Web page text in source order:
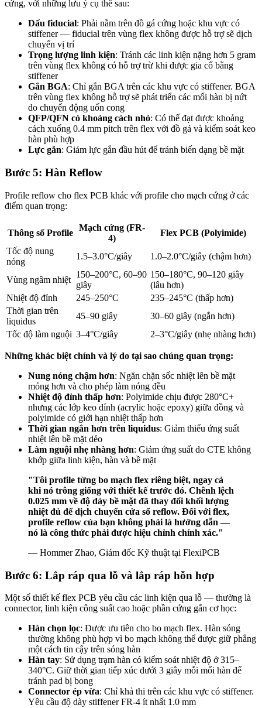
cứng, với những lưu ý cụ thể sau:
Dấu fiducial: Phải nằm trên đồ gá cứng hoặc khu vực có
stiffener — fiducial trên vùng flex không được hỗ trợ sẽ dịch
chuyển vị trí
Trọng lượng linh kiện: Tránh các linh kiện nặng hơn 5 gram
trên vùng flex không có hỗ trợ trừ khi được gia cố bằng
stiffener
Gắn BGA: Chỉ gắn BGA trên các khu vực có stiffener. BGA
trên vùng flex không hỗ trợ sẽ phát triển các mối hàn bị nứt
do chuyển động uốn cong
QFP/QFN có khoảng cách nhỏ: Có thể đạt được khoảng
cách xuống 0.4 mm pitch trên flex với đồ gá và kiểm soát keo
hàn phù hợp
Lực gắn: Giảm lực gắn đầu hút để tránh biến dạng bề mặt
Bước 5: Hàn Reflow
Profile reflow cho flex PCB khác với profile cho mạch cứng ở các
điểm quan trọng:
Thông số Profile
Mạch cứng (FR-
4)
Flex PCB (Polyimide)
Tốc độ nung
nóng
1.5–3.0°C/giây 1.0–2.0°C/giây (chậm hơn)
Vùng ngâm nhiệt
150–200°C, 60–90
giây
150–180°C, 90–120 giây
(lâu hơn)
Nhiệt độ đỉnh
245–250°C
235–245°C (thấp hơn)
Thời gian trên
liquidus
45–90 giây
30–60 giây (ngắn hơn)
Tốc độ làm nguội 3–4°C/giây 2–3°C/giây (nhẹ nhàng hơn)
Những khác biệt chính và lý do tại sao chúng quan trọng:
Nung nóng chậm hơn: Ngăn chặn sốc nhiệt lên bề mặt
mỏng hơn và cho phép làm nóng đều
Nhiệt độ đỉnh thấp hơn: Polyimide chịu được 280°C+
nhưng các lớp keo dính (acrylic hoặc epoxy) giữa đồng và
polyimide có giới hạn nhiệt thấp hơn
Thời gian ngắn hơn trên liquidus: Giảm thiểu ứng suất
nhiệt lên bề mặt dẻo
Làm nguội nhẹ nhàng hơn: Giảm ứng suất do CTE không
khớp giữa linh kiện, hàn và bề mặt
"Tôi profile từng bo mạch flex riêng biệt, ngay cả
khi nó trông giống với thiết kế trước đó. Chênh lệch
0.025 mm về độ dày bề mặt đã thay đổi khối lượng
nhiệt đủ để dịch chuyển cửa sổ reflow. Đối với flex,
profile reflow của bạn không phải là hướng dẫn —
nó là công thức phải được hiệu chỉnh chính xác."
— Hommer Zhao, Giám đốc Kỹ thuật tại FlexiPCB
Bước 6: Lắp ráp qua lỗ và lắp ráp hỗn hợp
Một số thiết kế flex PCB yêu cầu các linh kiện qua lỗ — thường là
connector, linh kiện công suất cao hoặc phần cứng gắn cơ học:
Hàn chọn lọc: Được ưu tiên cho bo mạch flex. Hàn sóng
thường không phù hợp vì bo mạch không thể được giữ phẳng
một cách tin cậy trên sóng hàn
Hàn tay: Sử dụng trạm hàn có kiểm soát nhiệt độ ở 315–
340°C. Giữ thời gian tiếp xúc dưới 3 giây mỗi mối hàn để
tránh pad bị bong
Connector ép vừa: Chỉ khả thi trên các khu vực có stiffener.
Yêu cầu độ dày stiffener FR-4 ít nhất 1.0 mm